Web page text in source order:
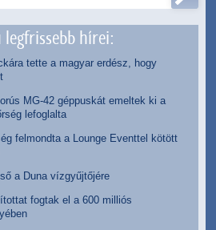
legfrissebb hírei:
tette a magyar erdész, hogy
MG-42 géppuskát emeltek ki a
lefoglalta
felmondta a Lounge Eventtel kötött
a Duna vízgyűjtőjére
fogtak el a 600 milliós